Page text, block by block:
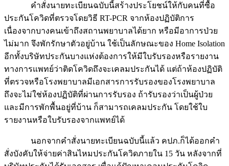
คำสั่งนายทะเบียนฉบับนี้สร้างประโยชน์ให้กับคนที่ซื้อ
ประกันโควิดที่ตรวจโดยวิธี RT-PCR จากห้องปฏิบัติการ
เนื่องจากบางคนเข้าถึงสถานพยาบาลได้ยาก หรือมีอาการป่วย
ไม่มาก จึงพักรักษาตัวอยู่บ้าน ใช้เป็นลักษณะของ Home Isolation
อีกทั้งบริษัทประกันบางแห่งต้องการให้มีใบรับรองหรือรายงาน
ทางการแพทย์ว่าติดโควิดถึงจะเคลมประกันได้ แต่ถ้าห้องปฏิบัติ
ที่ตรวจหรือโรงพยาบาลมีเอกสารการรับรองของโรงพยาบาล
ถึงจะไม่ใช่ห้องปฏิบัติที่ผ่านการรับรอง ถ้ารับรองว่าเป็นผู้ป่วย
และมีการพักพื้นอยู่ที่บ้าน ก็สามารถเคลมประกัน โดยใช้ใบ
รายงานหรือใบรับรองจากแพทย์ได้
นอกจากคำสั่งนายทะเบียนฉบับนี้แล้ว คปภ.ก็ได้ออกคำ
สั่งบังคับให้จ่ายค่าสินไหมประกันโควิดภายใน 15 วัน หลังจากที่